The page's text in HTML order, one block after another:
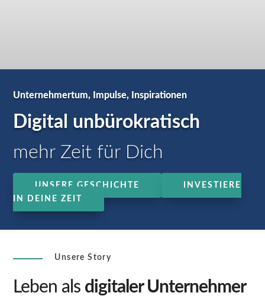
Unternehmertum, Impulse, Inspirationen
Digital unbürokratisch
mehr Zeit für Dich
UNSERE GESCHICHTE
INVESTIERE
IN DEINE ZEIT
Unsere Story
Leben als digitaler Unternehmer